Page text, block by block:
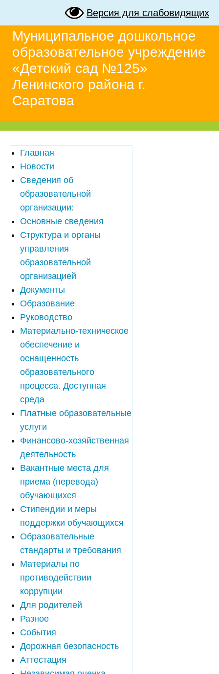
Версия для слабовидящих
Муниципальное дошкольное
образовательное учреждение
«Детский сад №125»
Ленинского района г.
Саратова
Главная
Новости
Сведения об
образовательной
организации:
Основные сведения
Структура и органы
управления
образовательной
организацией
Документы
Образование
Руководство
Материально-техническое
обеспечение и
оснащенность
образовательного
процесса. Доступная
среда
Платные образовательные
услуги
Финансово-хозяйственная
деятельность
Вакантные места для
приема (перевода)
обучающихся
Стипендии и меры
поддержки обучающихся
Образовательные
стандарты и требования
Материалы по
противодействии
коррупции
Для родителей
Разное
События
Дорожная безопасность
Аттестация